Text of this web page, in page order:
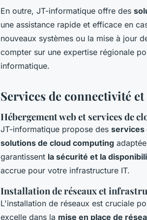
En outre, JT-informatique offre des
une assistance rapide et efficace en
nouveaux systèmes ou la mise à jour
compter sur une expertise régionale
informatique.
Services de connectivité
Hébergement web et services de
JT-informatique propose des services
solutions de cloud computing
garantissent la sécurité et la
accrue pour votre infrastructure IT.
Installation de réseaux et
L'installation de réseaux est cruciale
excelle dans la mise en place de